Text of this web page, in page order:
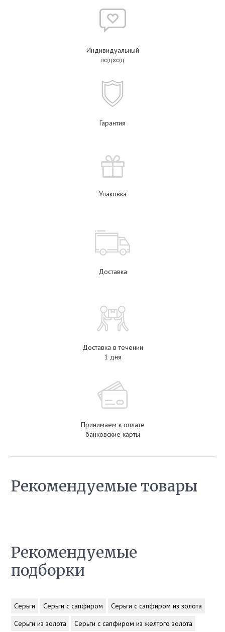
Индивидуальный
подход
Гарантия
Упаковка
Доставка
Доставка в течении
1 дня
Принимаем к оплате
банковские карты
Рекомендуемые товары
Рекомендуемые
подборки
Серьги Серьги с сапфиром
Серьги с сапфиром из золота
Серьги из золота
Серьги с сапфиром из желтого золота